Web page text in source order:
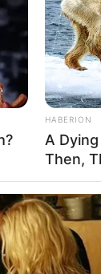
വര്‍ഷത്തെ
ജന്മദിന
പ്രതിനിധി
HABERION
A
Then,